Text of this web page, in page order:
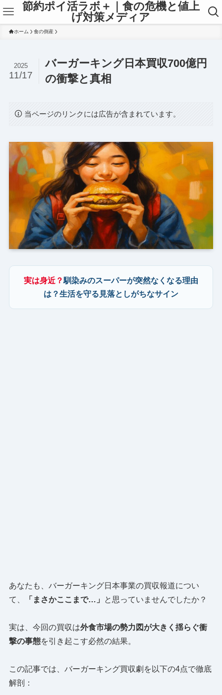
節約ポイ活ラボ＋｜食の危機と値上
げ対策メディア
ホーム 食の倒産
バーガーキング日本買収700億円
の衝撃と真相
2025
11/17
当ページのリンクには広告が含まれています。
実は身近？馴染みのスーパーが突然なくなる理由
は？生活を守る見落としがちなサイン
あなたも、バーガーキング日本事業の買収報道につい
て、
「まさかここまで…」 と思っていませんでしたか？
実は、今回の買収は外食市場の勢力図が大きく揺らぐ衝
撃の事態を引き起こす必然の結果。
この記事では、バーガーキング買収劇を以下の4点で徹底
解剖：